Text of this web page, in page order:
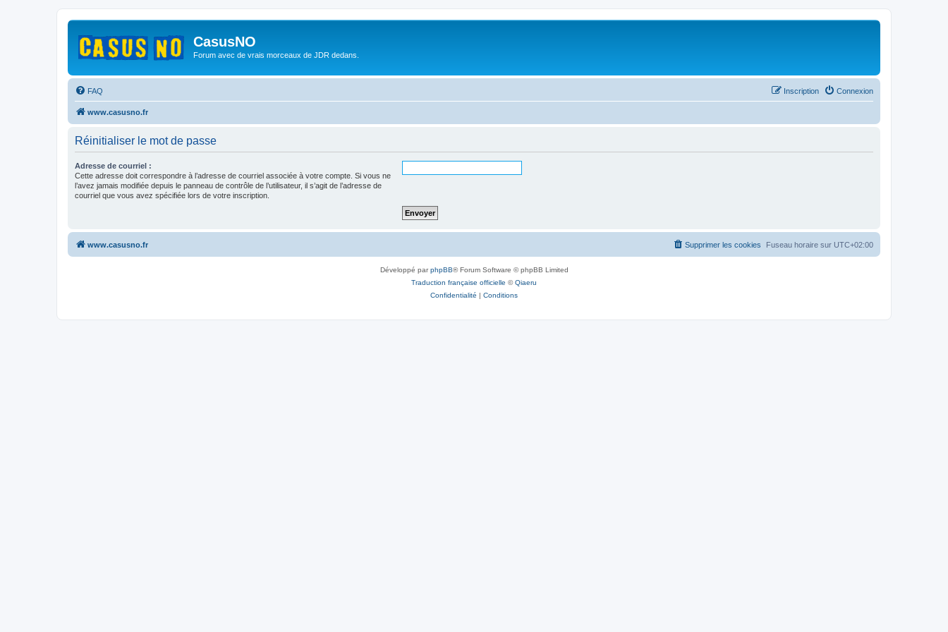
CasusNO
Forum avec de vrais morceaux de JDR dedans.
FAQ Connexion
Inscription
www.casusno.fr
Réinitialiser le mot de passe
Adresse de courriel :
Cette adresse doit correspondre à l’adresse de courriel associée à votre compte. Si vous ne
l’avez jamais modifiée depuis le panneau de contrôle de l’utilisateur, il s’agit de l’adresse de
courriel que vous avez spécifiée lors de votre inscription.
www.casusno.fr Fuseau horaire sur UTC+02:00
Supprimer les cookies
Développé parphpBB® Forum Software © phpBB Limited
Traduction française officielle ©Qiaeru
Confidentialité | Conditions